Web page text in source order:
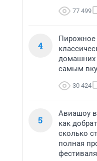
77 499
4
Пирожное
домашних
самым
30 424
5
Авиашоу
как
сколько
полная